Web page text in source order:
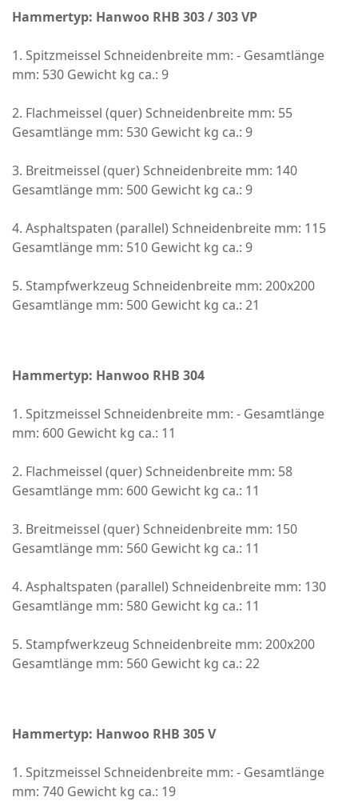
Hammertyp: Hanwoo RHB 303 / 303 VP
1. Spitzmeissel Schneidenbreite mm: - Gesamtlänge
mm: 530 Gewicht kg ca.: 9
2. Flachmeissel (quer) Schneidenbreite mm: 55
Gesamtlänge mm: 530 Gewicht kg ca.: 9
3. Breitmeissel (quer) Schneidenbreite mm: 140
Gesamtlänge mm: 500 Gewicht kg ca.: 9
4. Asphaltspaten (parallel) Schneidenbreite mm: 115
Gesamtlänge mm: 510 Gewicht kg ca.: 9
5. Stampfwerkzeug Schneidenbreite mm: 200x200
Gesamtlänge mm: 500 Gewicht kg ca.: 21
Hammertyp: Hanwoo RHB 304
1. Spitzmeissel Schneidenbreite mm: - Gesamtlänge
mm: 600 Gewicht kg ca.: 11
2. Flachmeissel (quer) Schneidenbreite mm: 58
Gesamtlänge mm: 600 Gewicht kg ca.: 11
3. Breitmeissel (quer) Schneidenbreite mm: 150
Gesamtlänge mm: 560 Gewicht kg ca.: 11
4. Asphaltspaten (parallel) Schneidenbreite mm: 130
Gesamtlänge mm: 580 Gewicht kg ca.: 11
5. Stampfwerkzeug Schneidenbreite mm: 200x200
Gesamtlänge mm: 560 Gewicht kg ca.: 22
Hammertyp: Hanwoo RHB 305 V
1. Spitzmeissel Schneidenbreite mm: - Gesamtlänge
mm: 740 Gewicht kg ca.: 19